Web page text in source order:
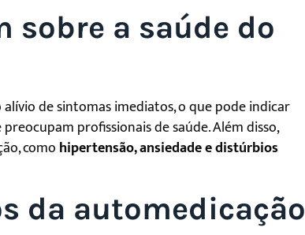
sobre a saúde do
de sintomas imediatos, o que pode indicar
profissionais de saúde. Além disso,
como hipertensão, ansiedade e distúrbios
da automedicação